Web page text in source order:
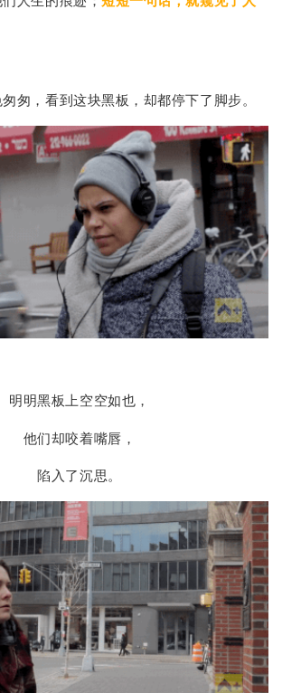
匆，看到这块黑板，却都停下了脚步。
明明黑板上空空如也，
他们却咬着嘴唇，
陷入了沉思。